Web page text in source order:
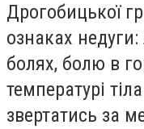
Дрогобицької
ознаках недуги:
болях, болю в
температурі
звертатись за